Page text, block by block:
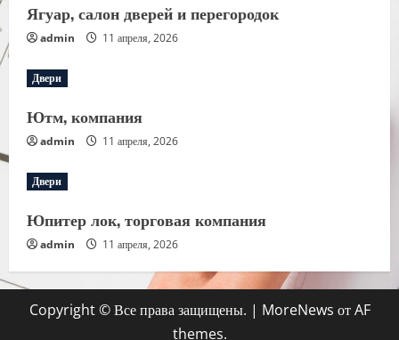
Ягуар, салон дверей и перегородок
admin 11 апреля, 2026
Двери
Ютм, компания
admin 11 апреля, 2026
Двери
Юпитер лок, торговая компания
admin 11 апреля, 2026
Copyright © Все права защищены. | MoreNews от AF
themes.